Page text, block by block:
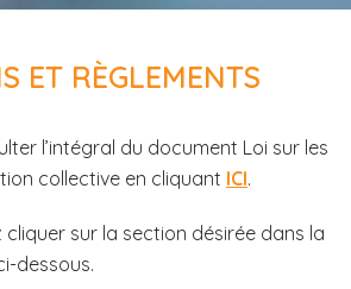
ET RÈGLEMENTS
l’intégral du document Loi sur les
collective en cliquant ICI.
cliquer sur la section désirée dans la
dessous.